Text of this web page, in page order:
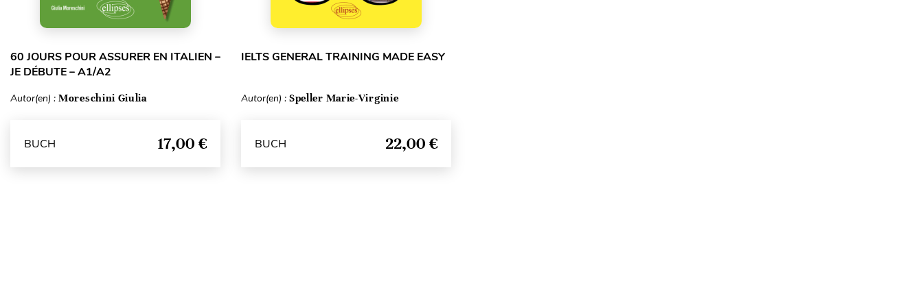
60 JOURS POUR ASSURER EN ITALIEN –
JE DÉBUTE – A1/A2
Autor(en) : Moreschini Giulia
BUCH 17,00 €
IELTS GENERAL TRAINING MADE EASY
Autor(en) : Speller Marie-Virginie
BUCH 22,00 €